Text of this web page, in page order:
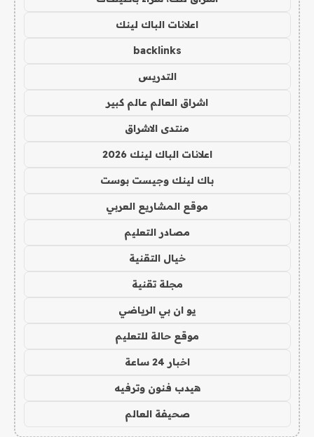
اعلانات الباك لينك
backlinks
التدريس
اشراق العالم عالم كبير
منتدى الاشراق
اعلانات الباك لينك 2026
باك لينك وجيست بوست
موقع المشاريع العربي
مصادر التعليم
خيال التقنية
مجلة تقنية
يو ان بي الرياضي
موقع حالة للتعليم
اخبار 24 ساعة
هيدب فنون وترفيه
صحيفة العالم